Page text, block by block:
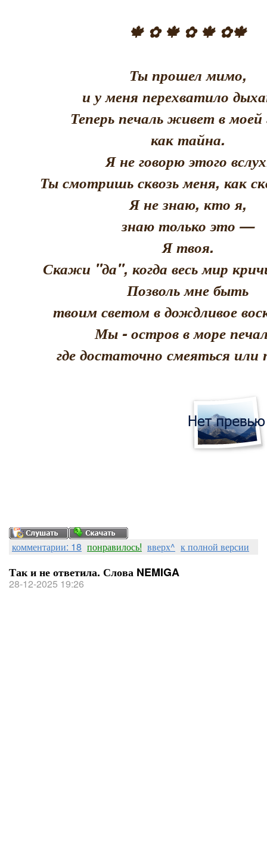
🍁 ✿ 🍁 ✿ 🍁 ✿🍁
Ты прошел мимо,
и у меня перехватило
Теперь печаль живет в моей
как тайна.
Я не говорю этого
Ты смотришь сквозь меня, как
Я не знаю, кто я,
знаю только это —
Я твоя.
Скажи "да", когда весь мир
Позволь мне быть
твоим светом в дождливое
Мы - остров в море
где достаточно смеяться или
комментарии: 18 понравилось! вверх^ к полной версии
Так и не ответила. Слова NEMIGA
28-12-2025 19:26